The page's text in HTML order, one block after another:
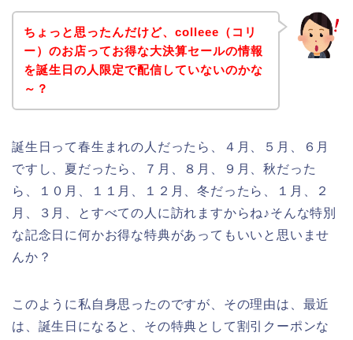
ちょっと思ったんだけど、colleee（コリ
ー）のお店ってお得な大決算セールの情報
を誕生日の人限定で配信していないのかな
～？
誕生日って春生まれの人だったら、４月、５月、６月
ですし、夏だったら、７月、８月、９月、秋だった
ら、１０月、１１月、１２月、冬だったら、１月、２
月、３月、とすべての人に訪れますからね♪そんな特別
な記念日に何かお得な特典があってもいいと思いませ
んか？
このように私自身思ったのですが、その理由は、最近
は、誕生日になると、その特典として割引クーポンな